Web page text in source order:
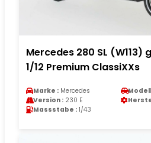
Mercedes 280 SL (W113)
1/12 Premium ClassiXXs
Marke : Mercedes
Version : 230 E
Massstabe : 1/43